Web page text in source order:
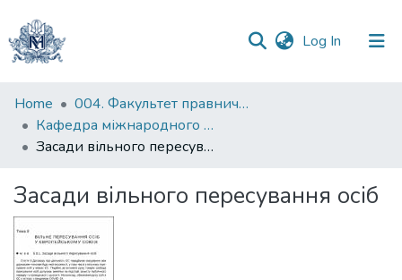
Log In (current)
Communities
&
Collections
Statistics
Home
004. Факультет правничих наук
Кафедра міжнародного та європейського права
Засади вільного пересування осіб
Засади вільного пересування осіб